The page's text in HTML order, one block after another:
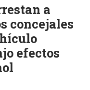
a
concejales
efectos